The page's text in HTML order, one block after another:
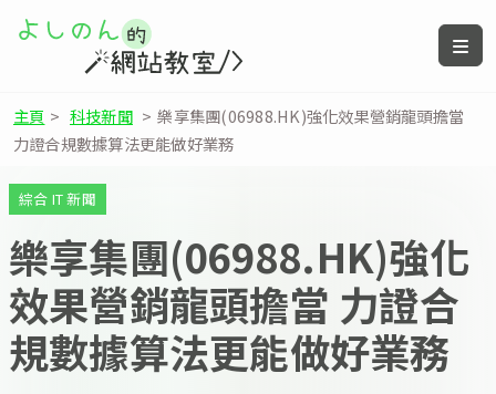
主頁 > 科技新聞 > 樂享集團(06988.HK)強化效果營銷龍頭擔當
力證合規數據算法更能做好業務
綜合 IT 新聞
樂享集團(06988.HK)強化
效果營銷龍頭擔當 力證合
規數據算法更能做好業務